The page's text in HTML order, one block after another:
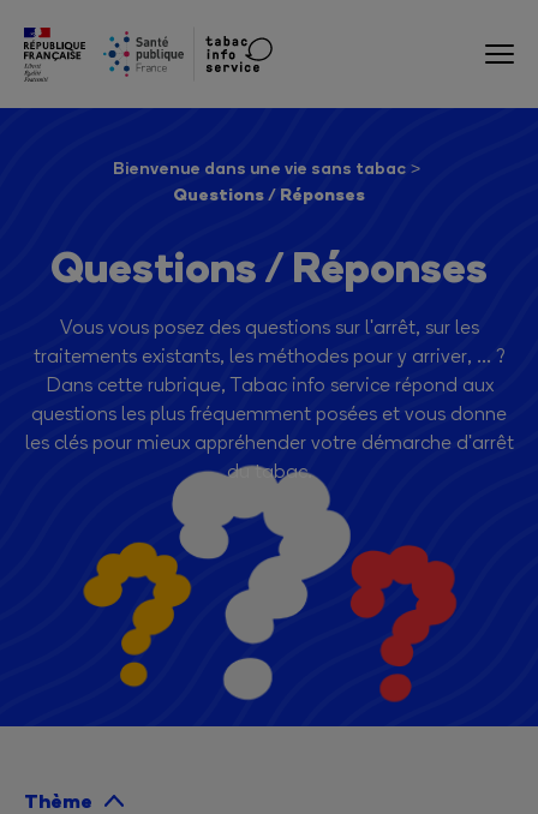
Bienvenue dans une vie sans tabac
Questions / Réponses
Questions / Réponses
Vous vous posez des questions sur l'arrêt, sur les
traitements existants, les méthodes pour y arriver, ... ?
Dans cette rubrique, Tabac info service répond aux
questions les plus fréquemment posées et vous donne
les clés pour mieux appréhender votre démarche d'arrêt
du tabac.
Thème